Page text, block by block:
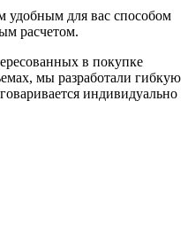
удобным для вас способом
расчетом.
в покупке
мы разработали гибкую
индивидуально